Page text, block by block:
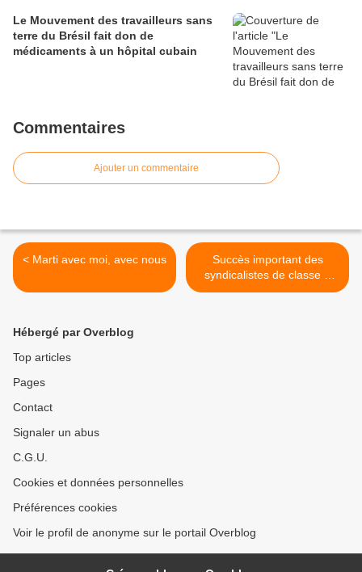
Le Mouvement des travailleurs sans
terre du Brésil fait don de
médicaments à un hôpital cubain
Commentaires
Ajouter un commentaire
< Marti avec moi, avec nous
Succès important des
syndicalistes de classe à
Athènes >
Hébergé par Overblog
Top articles
Pages
Contact
Signaler un abus
C.G.U.
Cookies et données personnelles
Préférences cookies
Voir le profil de anonyme sur le portail Overblog